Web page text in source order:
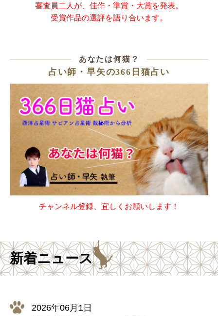
審査員二人が、佳作・準賞・大賞を発表。
受賞作品の選評を語り合います。
あなたは何猫？
占い師・早矢の366日猫占い
チャンネル登録、宜しくお願いします！
新着ニュース
2026年06月1日